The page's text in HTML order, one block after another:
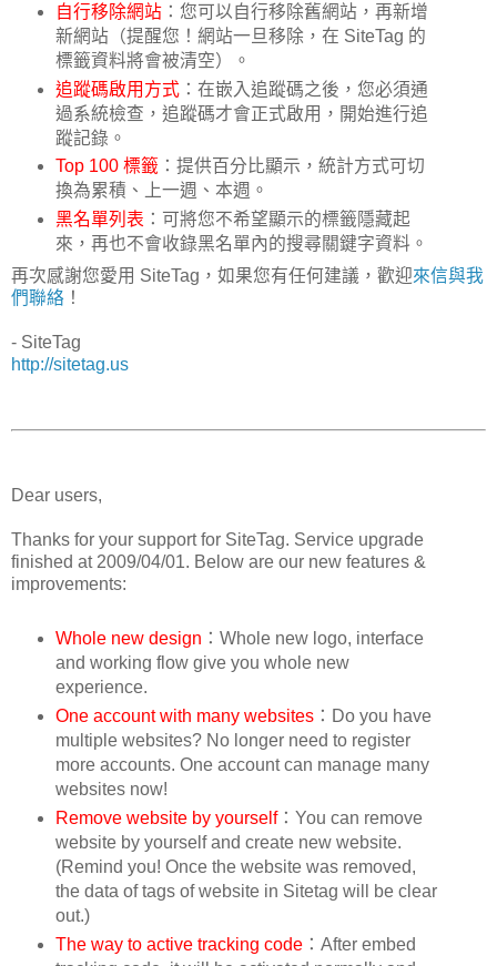
自行移除網站：您可以自行移除舊網站，再新增
新網站（提醒您！網站一旦移除，在 SiteTag 的
標籤資料將會被清空）。
追蹤碼啟用方式：在嵌入追蹤碼之後，您必須通
過系統檢查，追蹤碼才會正式啟用，開始進行追
蹤記錄。
Top 100 標籤 ：提供百分比顯示，統計方式可切
換為累積、上一週、本週。
黑名單列表 ：可將您不希望顯示的標籤隱藏起
來，再也不會收錄黑名單內的搜尋關鍵字資料。
再次感謝您愛用 SiteTag，如果您有任何建議，歡迎來信與我
們聯絡 ！
- SiteTag
http://sitetag.us
Dear users,
Thanks for your support for SiteTag. Service upgrade
finished at 2009/04/01. Below are our new features &
improvements:
Whole new design ：Whole new logo, interface
and working flow give you whole new
experience.
One account with many websites：Do you have
multiple websites? No longer need to register
more accounts. One account can manage many
websites now!
Remove website by yourself：You can remove
website by yourself and create new website.
(Remind you! Once the website was removed,
the data of tags of website in Sitetag will be clear
out.)
The way to active tracking code：After embed